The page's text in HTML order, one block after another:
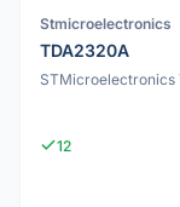
Stmicroelectronics
TDA2320A
STMicroelectronics
12